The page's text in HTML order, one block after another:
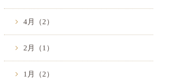
4月（2）
2月（1）
1月（2）